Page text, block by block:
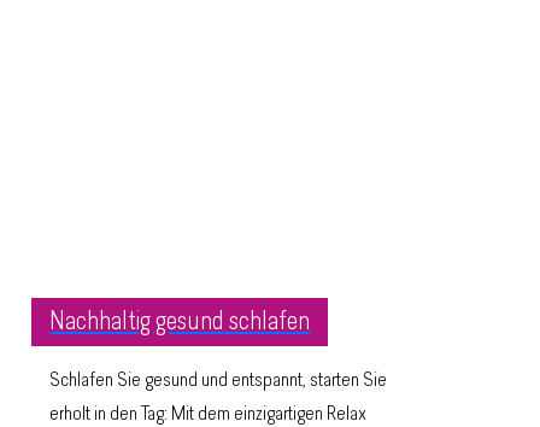
Nachhaltig gesund schlafen
Schlafen Sie gesund und entspannt, starten Sie
erholt in den Tag: Mit dem einzigartigen Relax